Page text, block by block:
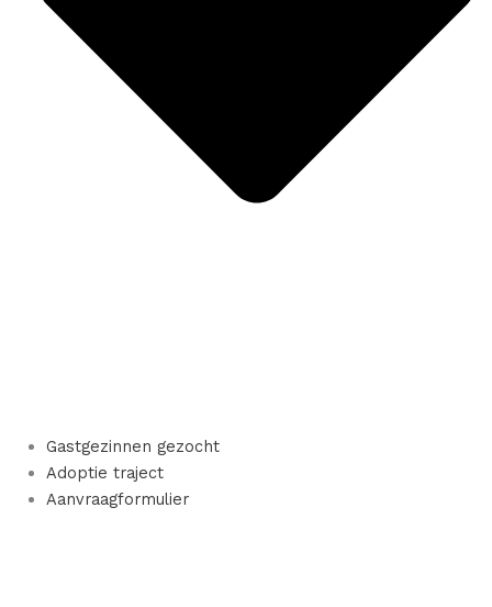
Gastgezinnen gezocht
Adoptie traject
Aanvraagformulier